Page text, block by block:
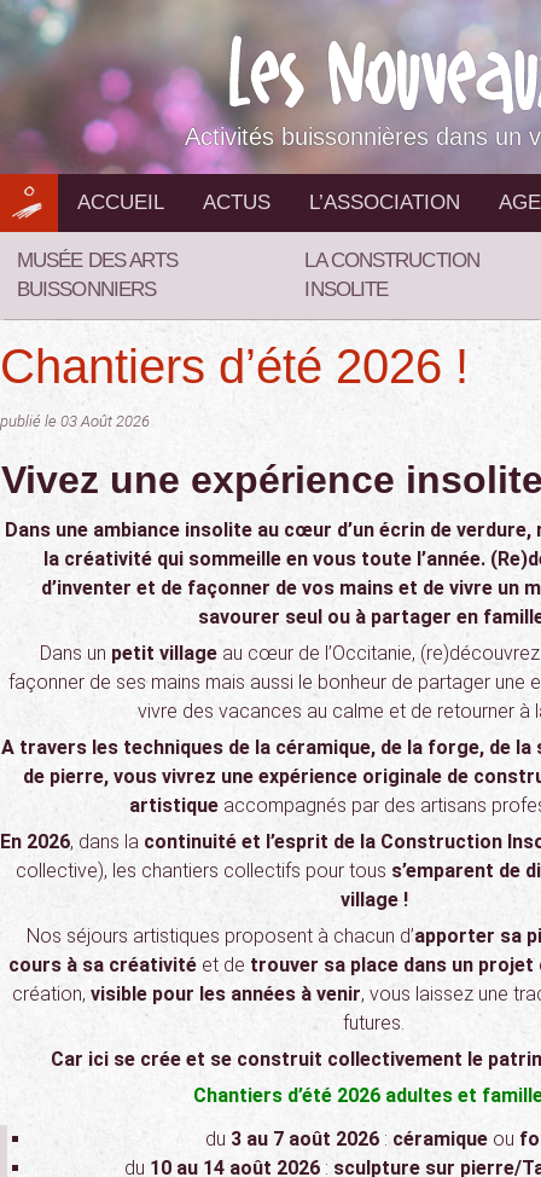
Aller
contenu
Activités buissonnières dans un
ACCUEIL ACTUS L’ASSOCIATION
MUSÉE DES ARTS
BUISSONNIERS
LA CONSTRUCTION
INSOLITE
Chantiers d’été 2026 !
publié le 03 Août 2026
Vivez une expérience
Dans une ambiance insolite au cœur d’un écrin de
la créativité qui sommeille en vous toute l’année.
d’inventer et de façonner de vos mains et de vivre un
savourer seul ou à partager en
Dans un petit village au cœur de l’Occitanie, (re)découvrez
façonner de ses mains mais aussi le bonheur de partager une
vivre des vacances au calme et de retourner à
A travers les techniques de la céramique, de la forge, de
de pierre, vous vivrez une expérience originale de
artistique accompagnés par des artisans
En 2026, dans la continuité et l’esprit de la Construction
collective), les chantiers collectifs pour tous s’emparent de
village !
Nos séjours artistiques proposent à chacun d’apporter sa
cours à sa créativité et de trouver sa place dans un
création, visible pour les années à venir, vous laissez une
futures.
Car ici se crée et se construit collectivement le
Chantiers d’été 2026 adultes et
du 3 au 7 août 2026 : céramique ou
du 10 au 14 août 2026 : sculpture sur pierre/